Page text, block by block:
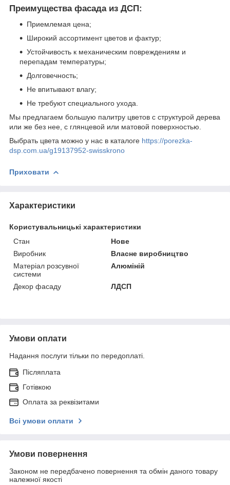
Преимущества фасада из ДСП:
Приемлемая цена;
Широкий ассортимент цветов и фактур;
Устойчивость к механическим повреждениям и
перепадам температуры;
Долговечность;
Не впитывают влагу;
Не требуют специального ухода.
Мы предлагаем большую палитру цветов с структурой дерева
или же без нее, с глянцевой или матовой поверхностью.
Выбрать цвета можно у нас в каталоге https://porezka-
dsp.com.ua/g19137952-swisskrono
Приховати
Характеристики
Користувальницькі характеристики
Стан
Нове
Виробник
Власне виробництво
Матеріал розсувної
системи
Алюміній
Декор фасаду ЛДСП
Умови оплати
Надання послуги тільки по передоплаті.
Післяплата
Готівкою
Оплата за реквізитами
Всі умови оплати
Умови повернення
Законом не передбачено повернення та обмін даного товару
належної якості